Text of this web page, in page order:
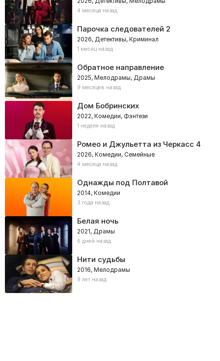
4 месяца назад
Парочка следователей 2
2026, Детективы, Криминал
1 месяц назад
Обратное направление
2025, Мелодрамы, Драмы
9 месяцев назад
Дом Бобринских
2022, Комедии, Фэнтези
1 неделя назад
Ромео и Джульетта из Черкасс 4
2026, Комедии, Семейные
4 месяца назад
Однажды под Полтавой
2014, Комедии
3 года назад
Белая ночь
2021, Драмы
6 дней назад
Нити судьбы
2016, Мелодрамы
9 лет назад